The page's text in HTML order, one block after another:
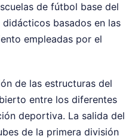
de fútbol base del
basados en las
empleadas por el
de las estructuras del
entre los diferentes
deportiva. La salida del
de la primera división